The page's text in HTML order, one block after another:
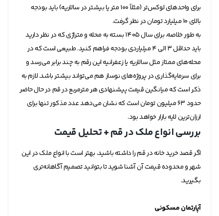
برای واحد‌های لوکس‌تر (مثلاً ۱۰۰ متر یا بیشتر در سالاریه) باید بودجه
بالای ۱۰ میلیارد تومان در نظر گرفت.
به طور خلاصه، برای سال ۱۴۰۵ بسته به محله و متراژی که در نظر دارید
باید حداقل 3 الی 4 میلیاردی بودجه فراهم کنید. طبیعی است که در
محله‌های ممتاز مثل سالاریه یا زعفرانیه این رقم به چند برابر می‌رسد و
برای سرمایه‌گذاری در پروژه‌های نوساز هم می‌تواند بیشتر باشد. لازم به
ذکر است که میانگین قیمت پیشنهادی هر مترمربع در قم در حال حاضر
حدود 63 میلیون تومان است که نشان می‌دهد عدد مذکور تنها برای
ارزان‌ترین لایه بازار خواهد بود.
بررسی انواع ملک در قم + تحلیل قیمت
اگر قصد خرید خانه در قم را داشته باشید، بهتر است با انواع ملک در این
شهر و محدوده قیمت آن آشنا شوید تا بتوانید تصمیم آگاهانه‌تری
بگیرید.
آپارتمان مسکونی